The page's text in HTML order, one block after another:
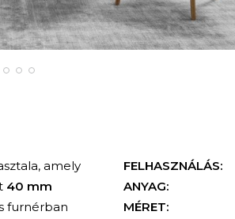
amely
40 mm
furnérban
FELHASZNÁLÁS:
ANYAG:
MÉRET: